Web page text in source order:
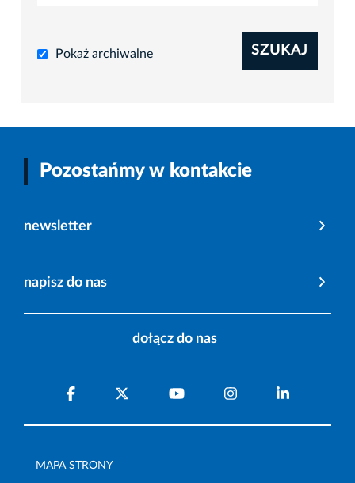
Pokaż archiwalne SZUKAJ
Pozostańmy w kontakcie
newsletter
napisz do nas
dołącz do nas
MAPA STRONY